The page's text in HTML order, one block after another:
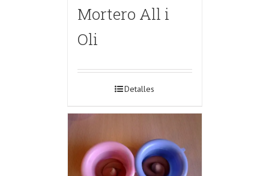
Mortero All i
Oli
Detalles